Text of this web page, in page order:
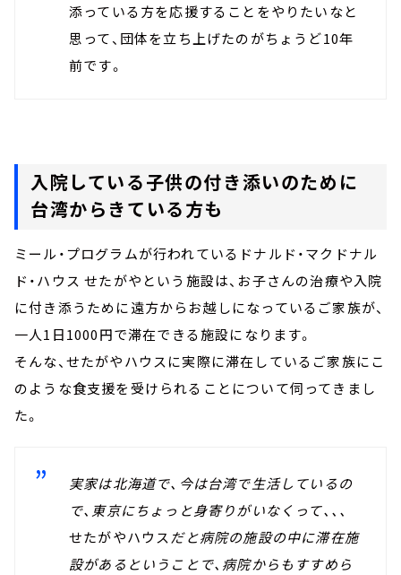
添っている方を応援することをやりたいなと
思って、団体を立ち上げたのがちょうど10年
前です。
入院している子供の付き添いのために
台湾からきている方も
ミール・プログラムが行われているドナルド・マクドナル
ド・ハウス せたがやという施設は、お子さんの治療や入院
に付き添うために遠方からお越しになっているご家族が、
一人1日1000円で滞在できる施設になります。
そんな、せたがやハウスに実際に滞在しているご家族にこ
のような食支援を受けられることについて伺ってきまし
た。
実家は北海道で、今は台湾で生活しているの
で、東京にちょっと身寄りがいなくって、、、
せたがやハウスだと病院の施設の中に滞在施
設があるということで、病院からもすすめら